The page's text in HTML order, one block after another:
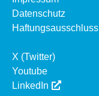
Datenschutz
Haftungsausschluss
X (Twitter)
Youtube
LinkedIn